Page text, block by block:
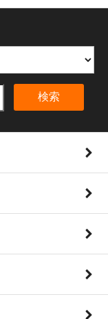
検索